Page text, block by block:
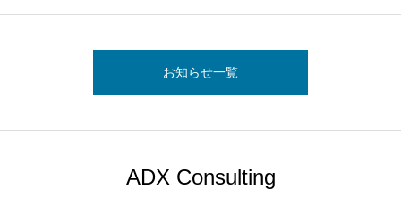
お知らせ一覧
ADX Consulting